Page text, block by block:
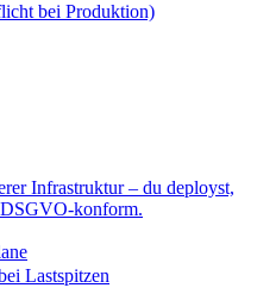
bei Produktion)
Infrastruktur – du deployst,
konform.
Lastspitzen